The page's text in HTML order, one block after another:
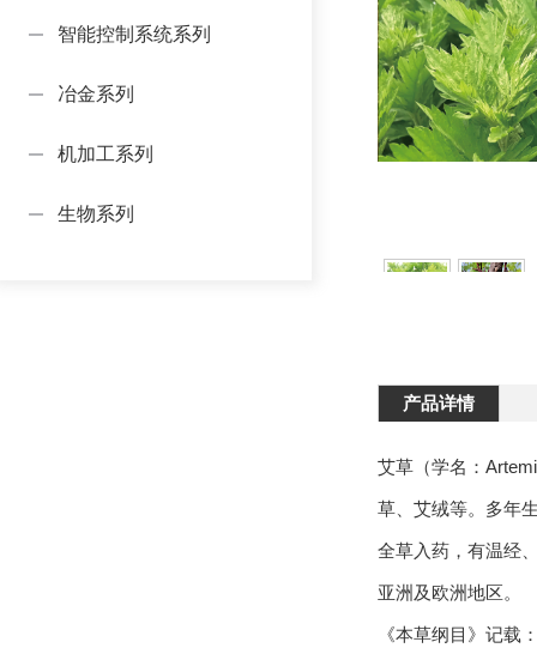
智能控制系统系列
冶金系列
机加工系列
生物系列
产品详情
艾草（学名：
草、艾绒等。多年
全草入药，有温经
亚洲及欧洲地区。
《本草纲目》记载